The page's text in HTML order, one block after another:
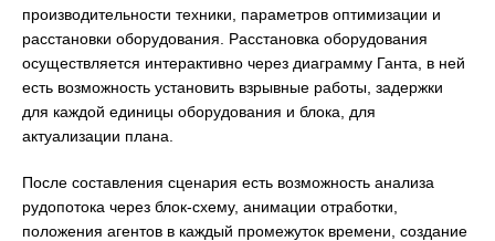
производительности техники, параметров оптимизации и
расстановки оборудования. Расстановка оборудования
осуществляется интерактивно через диаграмму Ганта, в ней
есть возможность установить взрывные работы, задержки
для каждой единицы оборудования и блока, для
актуализации плана.
После составления сценария есть возможность анализа
рудопотока через блок-схему, анимации отработки,
положения агентов в каждый промежуток времени, создание